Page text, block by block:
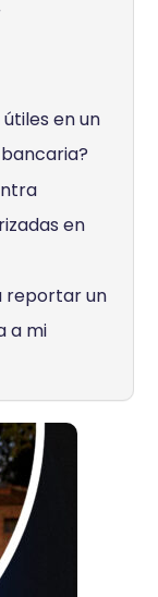
en un
en
reportar un
a mi